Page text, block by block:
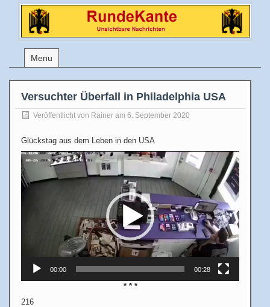
Menu
Versuchter Überfall in Philadelphia USA
Veröffentlicht von Rainer am 6. September 2020
Glückstag aus dem Leben in den USA
Video-
Player
00:00 00:28
* * *
216